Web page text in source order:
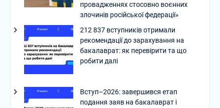
провадженнях стосовно воєнних
злочинів російської федерації»
212 837 вступників отримали
рекомендації до зарахування на
бакалаврат: як перевірити та що
робити далі
Вступ–2026: завершився етап
подання заяв на бакалаврат і